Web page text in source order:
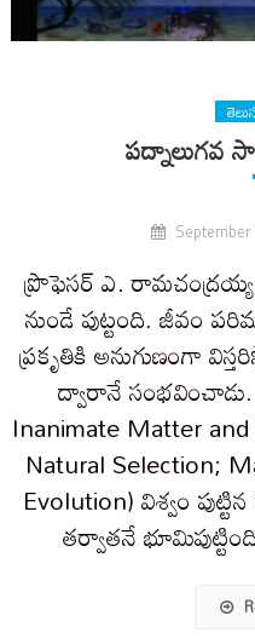
పద్నాలుగవ
September
ప్రొఫెసర్ ఎ.
నుండే పుట్టంది. జీవం
ప్రకృతికి అనుగుణంగా
ద్వారానే
Inanimate Matter
Natural Selection;
Evolution) విశ్వం
తర్వాతనే